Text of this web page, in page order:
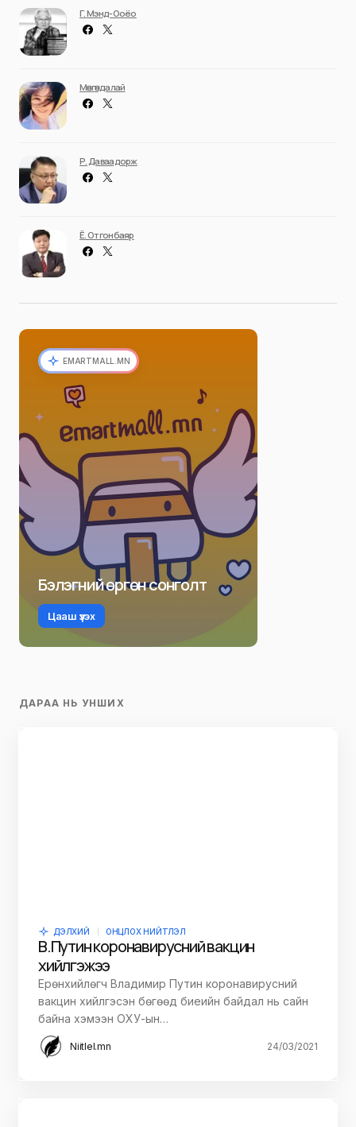
Г. Мэнд-Ооёо
Мөнгөндалай
Р. Даваадорж
Ё. Отгонбаяр
EMARTMALL.MN
Бэлэгний өргөн сонголт
Цааш үзэх
ДАРАА НЬ УНШИХ
ДЭЛХИЙ ОНЦЛОХ НИЙТЛЭЛ
В.Путин коронавирусний вакцин
хийлгэжээ
Ерөнхийлөгч Владимир Путин коронавирусний
вакцин хийлгэсэн бөгөөд биеийн байдал нь сайн
байна хэмээн ОХУ-ын…
Niitlel.mn 24/03/2021